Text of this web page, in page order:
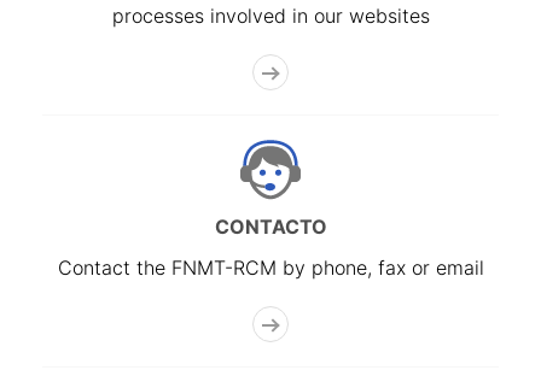
processes involved in our websites
CONTACTO
Contact the FNMT-RCM by phone, fax or email